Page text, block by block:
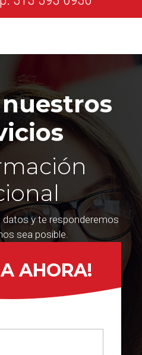
datos y te responderemos
sea posible.
AHORA!